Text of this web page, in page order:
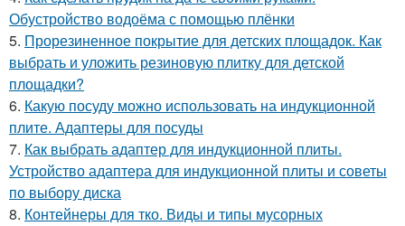
Обустройство водоёма с помощью плёнки
5. Прорезиненное покрытие для детских площадок. Как
выбрать и уложить резиновую плитку для детской
площадки?
6. Какую посуду можно использовать на индукционной
плите. Адаптеры для посуды
7. Как выбрать адаптер для индукционной плиты.
Устройство адаптера для индукционной плиты и советы
по выбору диска
8. Контейнеры для тко. Виды и типы мусорных